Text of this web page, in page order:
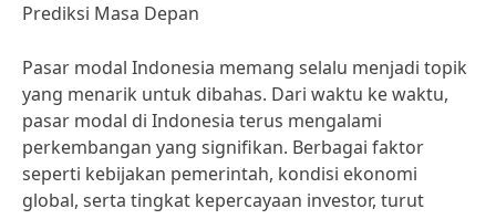
Prediksi Masa Depan
Pasar modal Indonesia memang selalu menjadi topik
yang menarik untuk dibahas. Dari waktu ke waktu,
pasar modal di Indonesia terus mengalami
perkembangan yang signifikan. Berbagai faktor
seperti kebijakan pemerintah, kondisi ekonomi
global, serta tingkat kepercayaan investor, turut